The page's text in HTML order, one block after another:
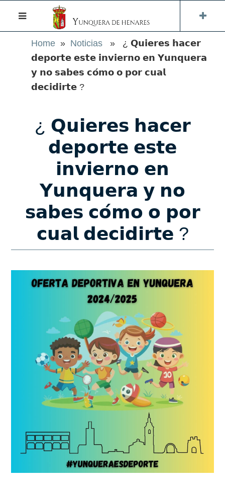
Home » Noticias » ¿ 𝗤𝘂𝗶𝗲𝗿𝗲𝘀 𝗵𝗮𝗰𝗲𝗿
𝗱𝗲𝗽𝗼𝗿𝘁𝗲 𝗲𝘀𝘁𝗲 𝗶𝗻𝘃𝗶𝗲𝗿𝗻𝗼 𝗲𝗻 𝗬𝘂𝗻𝗾𝘂𝗲𝗿𝗮
𝘆 𝗻𝗼 𝘀𝗮𝗯𝗲𝘀 𝗰𝗼́𝗺𝗼 𝗼 𝗽𝗼𝗿 𝗰𝘂𝗮𝗹
𝗱𝗲𝗰𝗶𝗱𝗶𝗿𝘁𝗲 ?
¿ 𝗤𝘂𝗶𝗲𝗿𝗲𝘀 𝗵𝗮𝗰𝗲𝗿
𝗱𝗲𝗽𝗼𝗿𝘁𝗲 𝗲𝘀𝘁𝗲
𝗶𝗻𝘃𝗶𝗲𝗿𝗻𝗼 𝗲𝗻
𝗬𝘂𝗻𝗾𝘂𝗲𝗿𝗮 𝘆 𝗻𝗼
𝘀𝗮𝗯𝗲𝘀 𝗰𝗼́𝗺𝗼 𝗼 𝗽𝗼𝗿
𝗰𝘂𝗮𝗹 𝗱𝗲𝗰𝗶𝗱𝗶𝗿𝘁𝗲 ?